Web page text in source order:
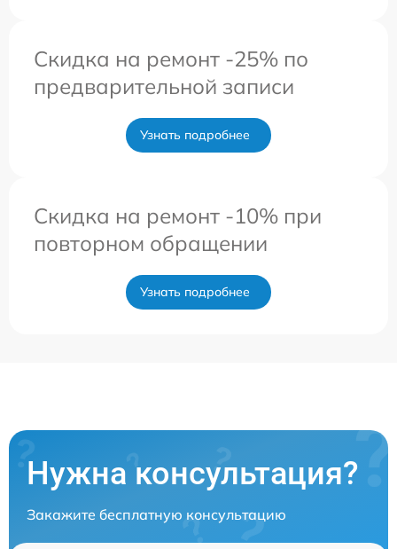
Скидка на ремонт -25% по
предварительной записи
Узнать подробнее
Скидка на ремонт -10% при
повторном обращении
Узнать подробнее
Нужна консультация?
Закажите бесплатную консультацию